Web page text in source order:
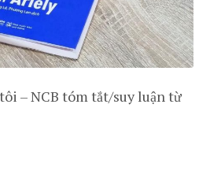
– NCB tóm tắt/suy luận từ